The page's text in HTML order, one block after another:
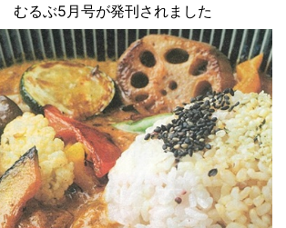
るぶ5月号が発刊されました